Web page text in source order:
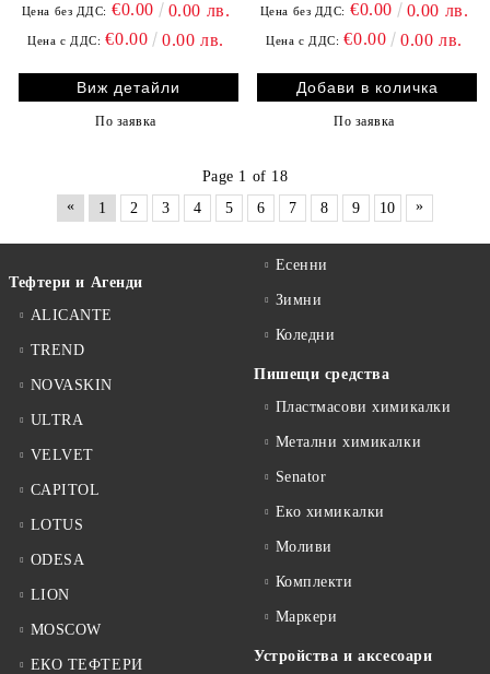
Т.СИНЯ
Цена без ДДС: €0.00 0.00 лв.
Цена с ДДС: €0.00 0.00 лв.
Виж детайли
По заявка
ОХРА
Цена без ДДС: €0.00 0.00 лв.
Цена с ДДС: €0.00 0.00 лв.
По заявка
Page 1 of 18
«
1 2 3 4 5 6 7 8 9 10 »
Тефтери и Агенди
ALICANTE
TREND
NOVASKIN
ULTRA
VELVET
CAPITOL
LOTUS
ODESA
LION
MOSCOW
ЕКО ТЕФТЕРИ
Есенни
Зимни
Коледни
Пишещи средства
Пластмасови химикалки
Метални химикалки
Senator
Еко химикалки
Моливи
Комплекти
Маркери
Устройства и аксесоари